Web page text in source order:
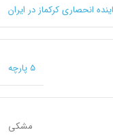
5 پارچه
مشکی